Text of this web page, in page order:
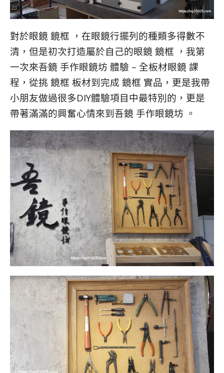
對於眼鏡 鏡框 ，在眼鏡行擺列的種類多得數不
清，但是初次打造屬於自己的眼鏡 鏡框 ，我第
一次來吾鏡 手作眼鏡坊 體驗 – 全板材眼鏡 課
程，從挑 鏡框 板材到完成 鏡框 實品，更是我帶
小朋友做過很多DIY體驗項目中最特別的，更是
帶著滿滿的興奮心情來到吾鏡 手作眼鏡坊 。